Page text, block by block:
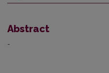
Abstract
-